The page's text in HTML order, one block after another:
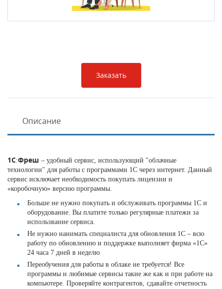
Заказать
Описание
1С:Фреш – удобный сервис, использующий "облачные
технологии" для работы с программами 1С через интернет. Данный
сервис исключает необходимость покупать лицензии и
«коробочную» версию программы.
Больше не нужно покупать и обслуживать программы 1С и
оборудование. Вы платите только регулярные платежи за
использвание сервиса.
Не нужно нанимать специалиста для обновления 1С – всю
работу по обновлению и поддержке выполняет фирма «1С»
24 часа 7 дней в неделю
Переобучения для работы в облаке не требуется! Все
программы и любимые сервисы такие же как и при работе на
компьютере. Проверяйте контрагентов, сдавайте отчетность